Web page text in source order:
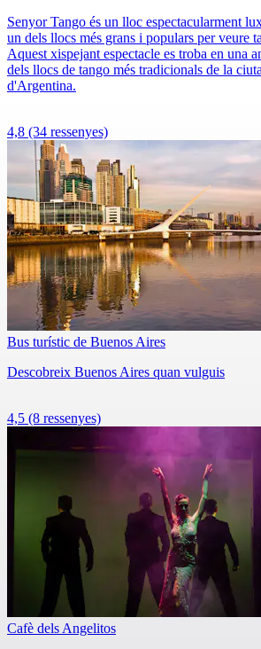
Senyor Tango és un lloc espectacularment
un dels llocs més grans i populars per veure
Aquest xispejant espectacle es troba en una
dels llocs de tango més tradicionals de la
d'Argentina.
4,8 (34 ressenyes)
Bus turístic de Buenos Aires
Descobreix Buenos Aires quan vulguis
4,5 (8 ressenyes)
Cafè dels Angelitos